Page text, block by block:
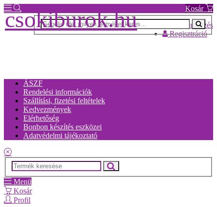
Kosár
Bejelentkezés
Regisztráció
csokiburok.hu
ÁSZF
Rendelési információk
Szállítási, fizetési feltételek
Kedvezmények
Elérhetőség
Bonbon készítés eszközei
Adatvédelmi tájékoztató
Menü
Kosár
Profil